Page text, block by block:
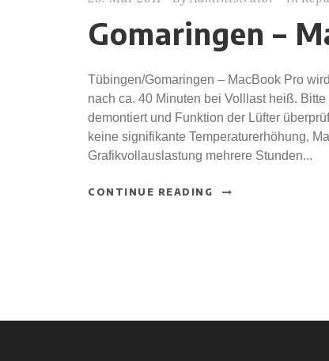
Gomaringen –
Tübingen/Gomaringen – MacBook Pro
nach ca. 40 Minuten bei Volllast heiß.
demontiert und Funktion der Lüfter
keine signifikante Temperaturerhöhung,
Grafikvollauslastung mehrere Stunden...
CONTINUE READING